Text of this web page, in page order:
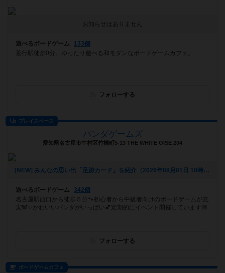
お知らせはありません
遊べるボードゲーム
133個
善行駅徒歩0分。ゆったり遊べる和モダンなボードゲームカフェ。
フォローする
プレイスペース
パンダゲームズ
愛知県名古屋市中村区竹橋町5-13 THE WHITE OISE 204
[NEW] みんなの思い出「足跡カード」を紹介（2026年08月01日 18時17分）
遊べるボードゲーム
342個
名古屋駅西口から徒歩５分🐾初心者から中級者向けのボードゲームが充
実🐼✨かわいいパンダがいっぱい💕定期的にイベント開催しています📅
フォローする
ボードゲームカフェ